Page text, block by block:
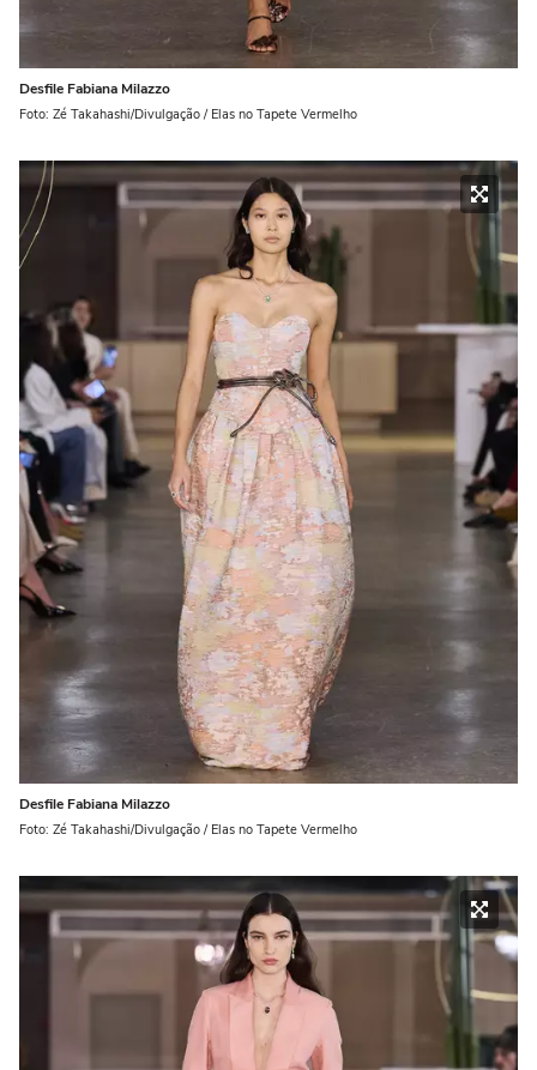
Desfile Fabiana Milazzo
Foto: Zé Takahashi/Divulgação / Elas no Tapete Vermelho
Desfile Fabiana Milazzo
Foto: Zé Takahashi/Divulgação / Elas no Tapete Vermelho